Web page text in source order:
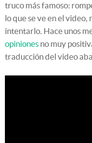
truco más famoso:
lo que se ve en el video,
intentarlo. Hace unos
opiniones no muy
traducción del video